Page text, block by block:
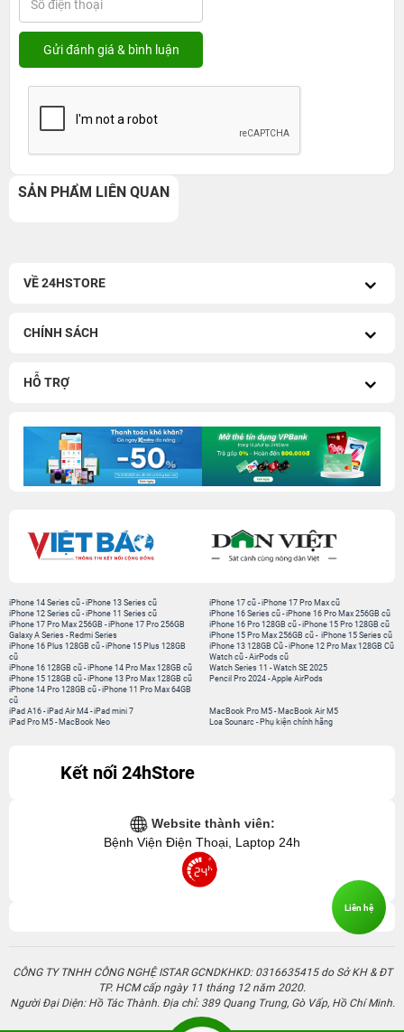
SẢN PHẨM LIÊN QUAN
VỀ 24HSTORE
CHÍNH SÁCH
HỖ TRỢ
iPhone 14 Series cũ -iPhone 13 Series cũ
iPhone 12 Series cũ -iPhone 11 Series cũ
iPhone 17 Pro Max 256GB -iPhone 17 Pro 256GB
Galaxy A Series - Redmi Series
iPhone 17 cũ-iPhone 17 Pro Max cũ
iPhone 16 Series cũ- iPhone 16 Pro Max 256GB cũ
iPhone 16 Pro 128GB cũ-iPhone 15 Pro 128GB cũ
iPhone 15 Pro Max 256GB cũ- iPhone 15 Series cũ
iPhone 16 Plus 128GB cũ -iPhone 15 Plus 128GB
cũ
iPhone 16 128GB cũ -iPhone 14 Pro Max 128GB cũ
iPhone 15 128GB cũ -iPhone 13 Pro Max 128GB cũ
iPhone 14 Pro 128GB cũ -iPhone 11 Pro Max 64GB
cũ
iPhone 13 128GB Cũ-iPhone 12 Pro Max 128GB Cũ
Watch cũ-AirPods cũ
Watch Series 11 -Watch SE 2025
Pencil Pro 2024-Apple AirPods
iPad A16 -iPad Air M4 -iPad mini 7
iPad Pro M5 - MacBook Neo
MacBook Pro M5- MacBook Air M5
Loa Sounarc- Phụ kiện chính hãng
Kết nối 24hStore
Website thành viên:
Bệnh Viện Điện Thoại, Laptop 24h
CÔNG TY TNHH CÔNG NGHỆ ISTAR GCNDKHKD: 0316635415 do Sở KH & ĐT
TP. HCM cấp ngày 11 tháng 12 năm 2020.
Người Đại Diện: Hồ Tác Thành. Địa chỉ: 389 Quang Trung, Gò Vấp, Hồ Chí Minh.
Liên hệ